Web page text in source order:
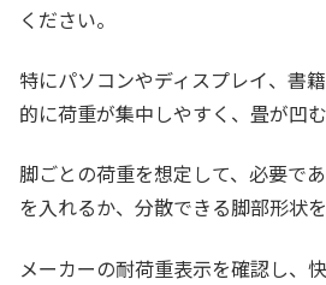
ください。
特にパソコンやディスプレイ、書
的に荷重が集中しやすく、畳が凹
脚ごとの荷重を想定して、必要で
を入れるか、分散できる脚部形状
メーカーの耐荷重表示を確認し、